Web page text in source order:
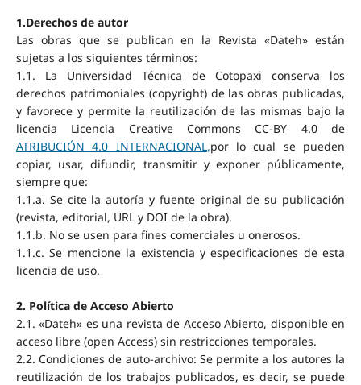
1.Derechos de autor
Las obras que se publican en la Revista «Dateh» están
sujetas a los siguientes términos:
1.1. La Universidad Técnica de Cotopaxi conserva los
derechos patrimoniales (copyright) de las obras publicadas,
y favorece y permite la reutilización de las mismas bajo la
licencia Licencia Creative Commons CC-BY 4.0 de
ATRIBUCIÓN 4.0 INTERNACIONAL,por lo cual se pueden
copiar, usar, difundir, transmitir y exponer públicamente,
siempre que:
1.1.a. Se cite la autoría y fuente original de su publicación
(revista, editorial, URL y DOI de la obra).
1.1.b. No se usen para fines comerciales u onerosos.
1.1.c. Se mencione la existencia y especificaciones de esta
licencia de uso.
2. Política de Acceso Abierto
2.1. «Dateh» es una revista de Acceso Abierto, disponible en
acceso libre (open Access) sin restricciones temporales.
2.2. Condiciones de auto-archivo: Se permite a los autores la
reutilización de los trabajos publicados, es decir, se puede